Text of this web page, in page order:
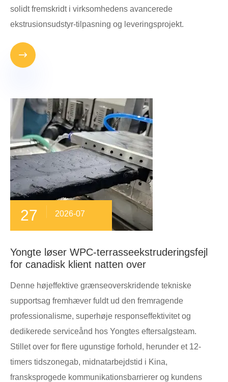
solidt fremskridt i virksomhedens avancerede
ekstrusionsudstyr-tilpasning og leveringsprojekt.

27 2026-07
Yongte løser WPC-terrasseekstruderingsfejl
for canadisk klient natten over
Denne højeffektive grænseoverskridende tekniske
supportsag fremhæver fuldt ud den fremragende
professionalisme, superhøje responseffektivitet og
dedikerede serviceånd hos Yongtes eftersalgsteam.
Stillet over for flere ugunstige forhold, herunder et 12-
timers tidszonegab, midnatarbejdstid i Kina,
fransksprogede kommunikationsbarrierer og kundens